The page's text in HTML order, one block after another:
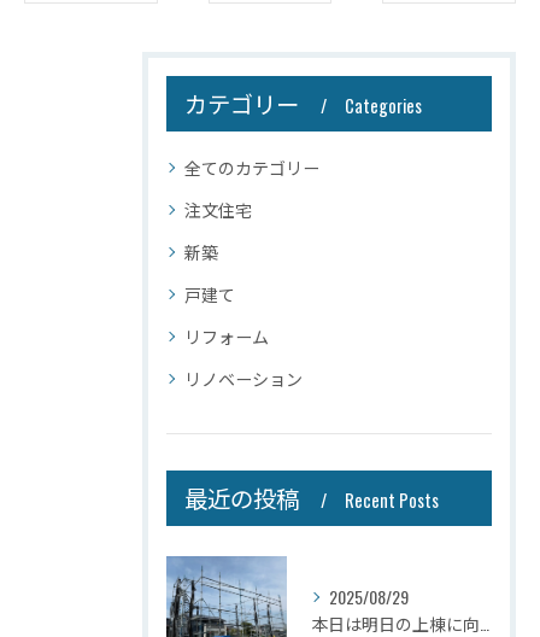
カテゴリー Categories
全てのカテゴリー
注文住宅
新築
戸建て
リフォーム
リノベーション
最近の投稿 Recent Posts
2025/08/29